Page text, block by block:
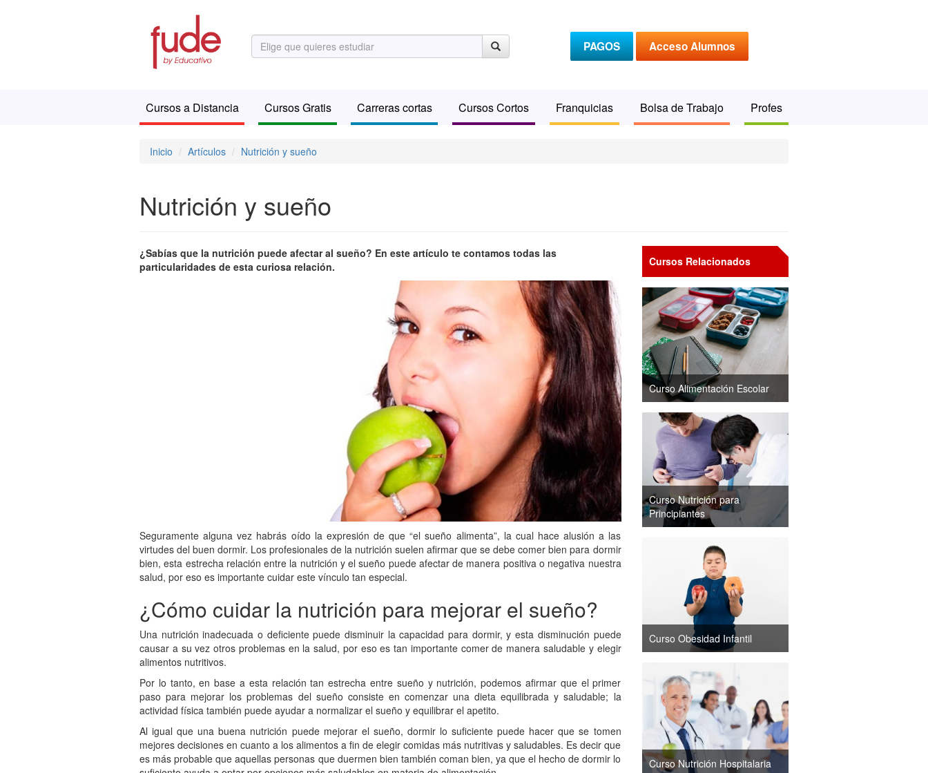
PAGOS Acceso Alumnos
Cursos a Distancia Cursos Gratis Carreras cortas Cursos Cortos Franquicias Bolsa de Trabajo Profes
Inicio Artículos Nutrición y sueño
Nutrición y sueño
¿Sabías que la nutrición puede afectar al sueño? En este artículo te contamos todas las
particularidades de esta curiosa relación.
Seguramente alguna vez habrás oído la expresión de que “el sueño alimenta”, la cual hace alusión a las
virtudes del buen dormir. Los profesionales de la nutrición suelen afirmar que se debe comer bien para dormir
bien, esta estrecha relación entre la nutrición y el sueño puede afectar de manera positiva o negativa nuestra
salud, por eso es importante cuidar este vínculo tan especial.
¿Cómo cuidar la nutrición para mejorar el sueño?
Una nutrición inadecuada o deficiente puede disminuir la capacidad para dormir, y esta disminución puede
causar a su vez otros problemas en la salud, por eso es tan importante comer de manera saludable y elegir
alimentos nutritivos.
Por lo tanto, en base a esta relación tan estrecha entre sueño y nutrición, podemos afirmar que el primer
paso para mejorar los problemas del sueño consiste en comenzar una dieta equilibrada y saludable; la
actividad física también puede ayudar a normalizar el sueño y equilibrar el apetito.
Al igual que una buena nutrición puede mejorar el sueño, dormir lo suficiente puede hacer que se tomen
mejores decisiones en cuanto a los alimentos a fin de elegir comidas más nutritivas y saludables. Es decir que
es más probable que aquellas personas que duermen bien también coman bien, ya que el hecho de dormir lo
Cursos Relacionados
Curso Alimentación Escolar
Curso Nutrición para
Principiantes
Curso Obesidad Infantil
Curso Nutrición Hospitalaria